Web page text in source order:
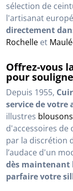
sélection de
l'artisanat
directement
Rochelle et
Offrez-vous
pour
Depuis 1955,
service de votre
illustres
d'accessoires de
par la discrétion
l’audace d'un
dès maintenant
parfaire votre